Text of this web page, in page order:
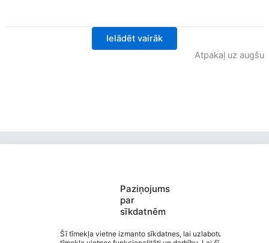
Paziņojums
par
sīkdatnēm
Šī tīmekļa vietne izmanto sīkdatnes, lai uzlabotu
Ielādēt vairāk
Atpakaļ uz augšu
Valmieras Pārgaujas sākumskola